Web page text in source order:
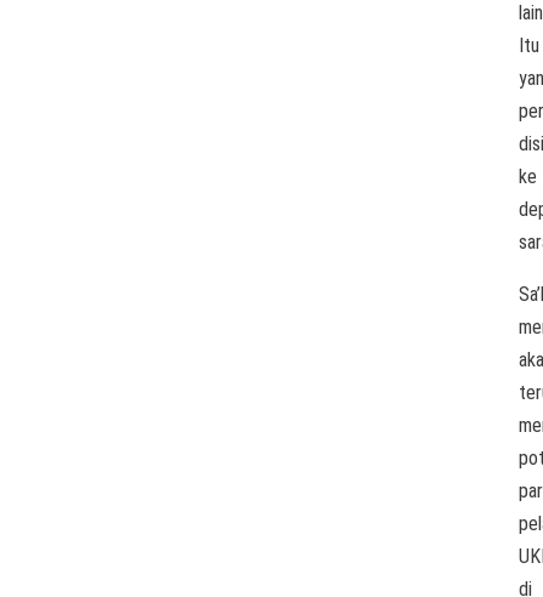
Itu
ke
di